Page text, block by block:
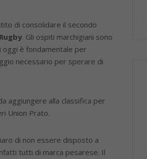
di consolidare il secondo
. Gli ospiti marchigiani sono
è fondamentale per
necessario per sperare di
aggiungere alla classifica per
Union Prato.
di non essere disposto a
tutti di marca pesarese. Il